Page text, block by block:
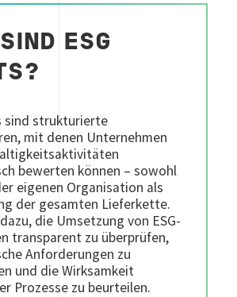
ESG
sind strukturierte
mit denen Unternehmen
bewerten können – sowohl
eigenen Organisation als
der gesamten Lieferkette.
die Umsetzung von ESG-
transparent zu überprüfen,
Anforderungen zu
und die Wirksamkeit
Prozesse zu beurteilen.